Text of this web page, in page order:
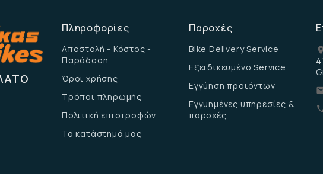
Πληροφορίες
Αποστολή - Κόστος -
Παράδοση
Όροι χρήσης
Τρόποι πληρωμής
Πολιτική επιστροφών
Το κατάστημά μας
Παροχές
Bike Delivery Service
Εξειδικευμένο Service
Εγγύηση προϊόντων
Εγγυημένες υπηρεσίες &
παροχές